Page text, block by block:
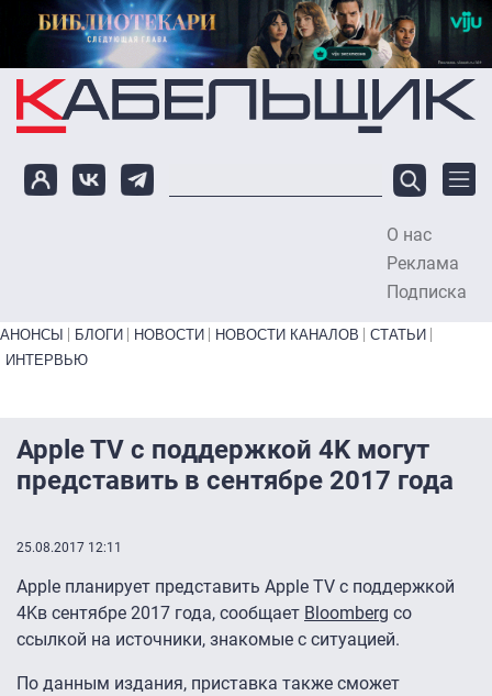
Перейти к основному содержанию
О нас
Реклама
Подписка
Primary links bottom
АНОНСЫ БЛОГИ НОВОСТИ НОВОСТИ КАНАЛОВ
СТАТЬИ
ИНТЕРВЬЮ
Apple TV с поддержкой 4K могут
представить в сентябре 2017 года
25.08.2017 12:11
Apple планирует представить Apple TV с поддержкой
4Kв сентябре 2017 года, сообщает Bloomberg со
ссылкой на источники, знакомые с ситуацией.
По данным издания, приставка также сможет